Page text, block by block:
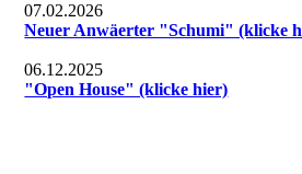
07.02.2026
Neuer Anwäerter "Schumi" (klicke
06.12.2025
"Open House" (klicke hier)